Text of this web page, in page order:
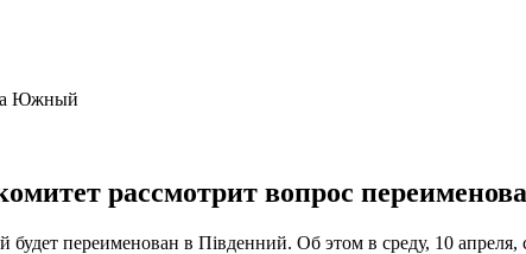
рассмотрит вопрос
переименован в Південний. Об этом в среду, 10